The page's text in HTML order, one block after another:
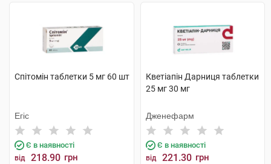
Спітомін таблетки 5 мг 60 шт
Егіс
Є в наявності
від 218.90 грн
Кветіапін Дарниця таблетки
25 мг 30 мг
Дженефарм
Є в наявності
від 221.30 грн